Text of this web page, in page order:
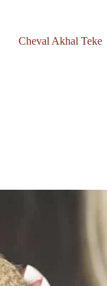
Cheval Akhal Teke